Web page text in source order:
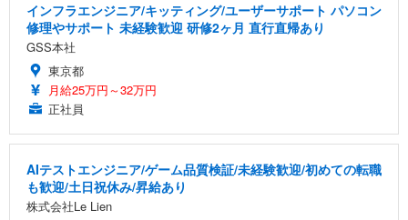
インフラエンジニア/キッティング/ユーザーサポート パソコン
修理やサポート 未経験歓迎 研修2ヶ月 直行直帰あり
GSS本社
東京都
月給25万円～32万円
正社員
AIテストエンジニア/ゲーム品質検証/未経験歓迎/初めての転職
も歓迎/土日祝休み/昇給あり
株式会社Le Lien